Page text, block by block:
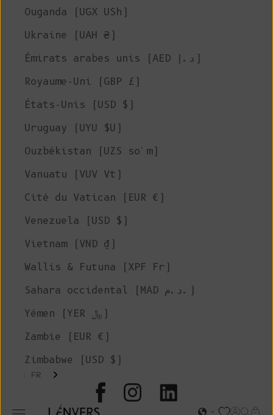
L'ENVERS Page
Ouganda (UGX USh)
Ukraine (UAH ₴)
Émirats arabes unis (AED د.إ)
Royaume-Uni (GBP £)
États-Unis (USD $)
Uruguay (UYU $U)
Ouzbékistan (UZS so'm)
Vanuatu (VUV Vt)
Cité du Vatican (EUR €)
Venezuela (USD $)
Vietnam (VND ₫)
Wallis & Futuna (XPF Fr)
Sahara occidental (MAD د.م.)
Yémen (YER ﷼)
Zambie (EUR €)
Zimbabwe (USD $)
FR